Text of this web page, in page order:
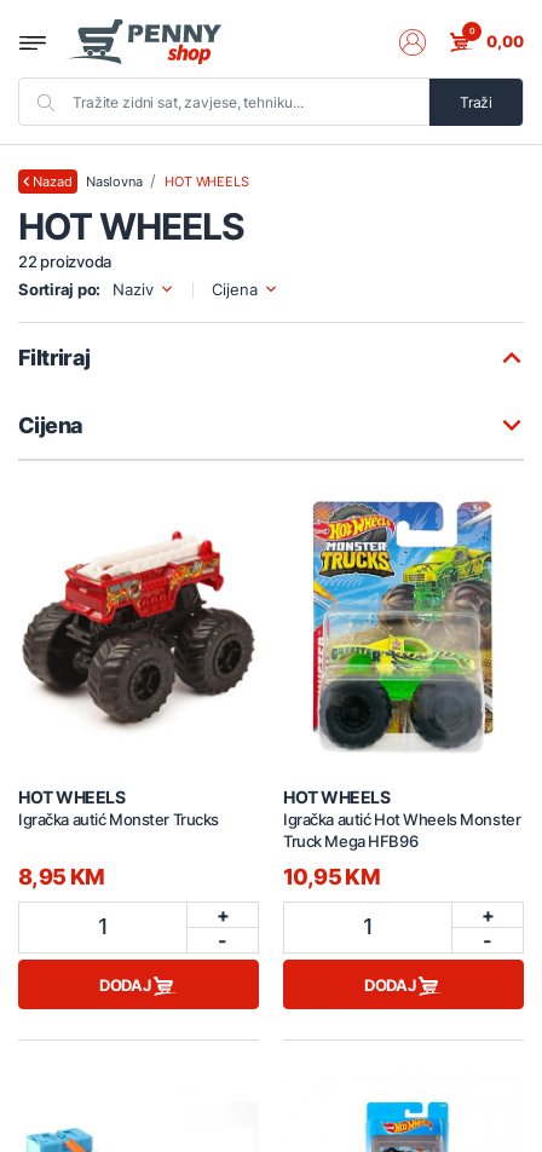
Traži
0 0,00
Nazad Naslovna HOT WHEELS
HOT WHEELS
22 proizvoda
Sortiraj po:
Naziv Cijena
Filtriraj
Cijena
HOT WHEELS
Igračka autić Monster Trucks
8,95 KM
1
+
-
DODAJ
HOT WHEELS
Igračka autić Hot Wheels Monster
Truck Mega HFB96
10,95 KM
1
+
-
DODAJ